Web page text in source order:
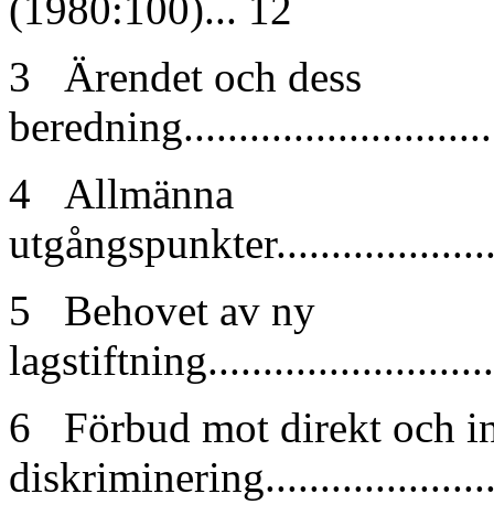
3 Ärendet och dess
4 Allmänna
5 Behovet av ny
6 Förbud mot direkt och